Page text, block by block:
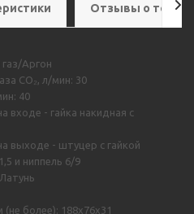
Отзывы о
Аргон
CO₂, л/мин: 30
40
входе - гайка накидная с
выходе - штуцер с гайкой
и ниппель 6/9
более): 188х76х31